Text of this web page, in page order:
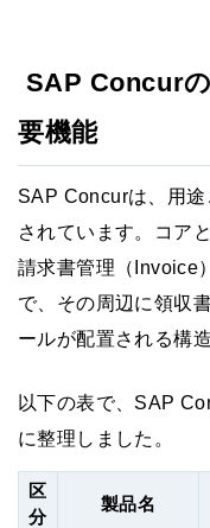
SAP Concur
要機能
SAP Concurは、用
されています。コア
請求書管理（Invoice
で、その周辺に領収
ールが配置される構造
以下の表で、SAP
に整理しました。
区
分
製品名